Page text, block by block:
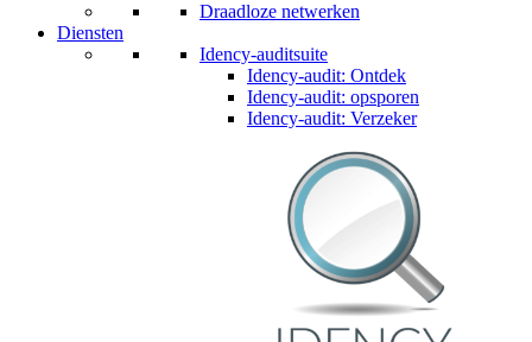
Draadloze netwerken
Diensten
Idency-auditsuite
Idency-audit: Ontdek
Idency-audit: opsporen
Idency-audit: Verzeker